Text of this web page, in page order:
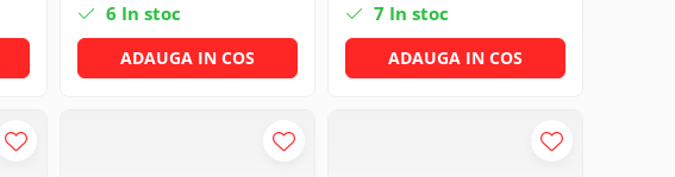
6 In stoc
ADAUGA IN COS
7 In stoc
ADAUGA IN COS